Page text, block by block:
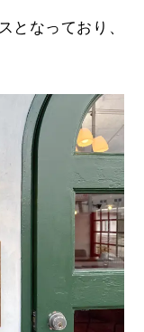
となっており、